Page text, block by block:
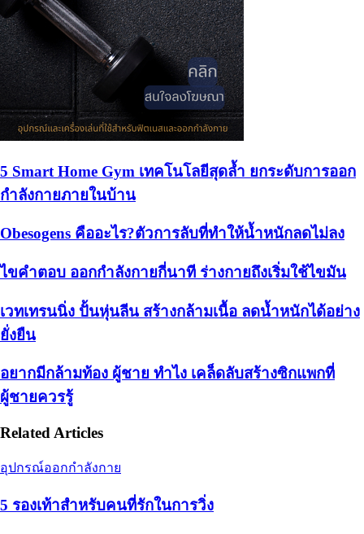
5 Smart Home Gym เทคโนโลยีสุดล้ำ ยกระดับการออก
กำลังกายภายในบ้าน
Obesogens คืออะไร?ตัวการลับที่ทำให้น้ำหนักลดไม่ลง
ไขคำตอบ ออกกำลังกายกี่นาที ร่างกายถึงเริ่มใช้ไขมัน
เวทเทรนนิ่ง ปั้นหุ่นลีน สร้างกล้ามเนื้อ ลดน้ำหนักได้อย่าง
ยั่งยืน
อยากมีกล้ามท้อง ผู้ชาย ทำไง เคล็ดลับสร้างซิกแพกที่
ผู้ชายควรรู้
Related Articles
อุปกรณ์ออกกำลังกาย
5 รองเท้าสำหรับคนที่รักในการวิ่ง